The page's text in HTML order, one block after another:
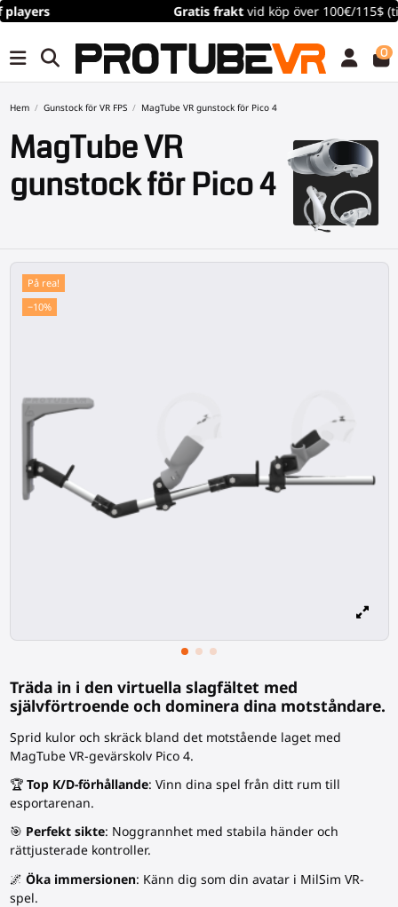
Gratis frakt vid köp över 100€/115$ (tidsbegränsat)
0
Hem Gunstock för VR FPS MagTube VR gunstock för Pico 4
MagTube VR
gunstock för Pico 4
På rea!
−10%
Träda in i den virtuella slagfältet med
självförtroende och dominera dina motståndare.
Sprid kulor och skräck bland det motstående laget med
MagTube VR-gevärskolvPico 4.
🏆 Top K/D-förhållande: Vinn dina spel från ditt rum till
esportarenan.
🎯 Perfekt sikte: Noggrannhet med stabila händer och
rättjusterade kontroller.
🌌 Öka immersionen: Känn dig som din avatar i MilSim VR-
spel.